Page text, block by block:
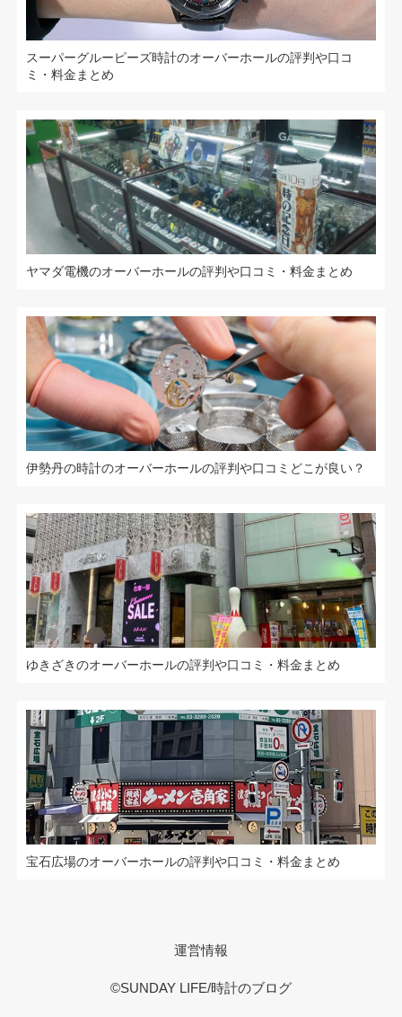
スーパーグルーピーズ時計のオーバーホールの評判や口コ
ミ・料金まとめ
ヤマダ電機のオーバーホールの評判や口コミ・料金まとめ
伊勢丹の時計のオーバーホールの評判や口コミどこが良い？
ゆきざきのオーバーホールの評判や口コミ・料金まとめ
宝石広場のオーバーホールの評判や口コミ・料金まとめ
運営情報
©SUNDAY LIFE/時計のブログ